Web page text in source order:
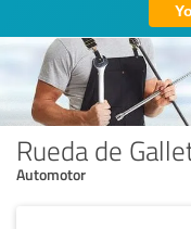
Rueda de
Automotor